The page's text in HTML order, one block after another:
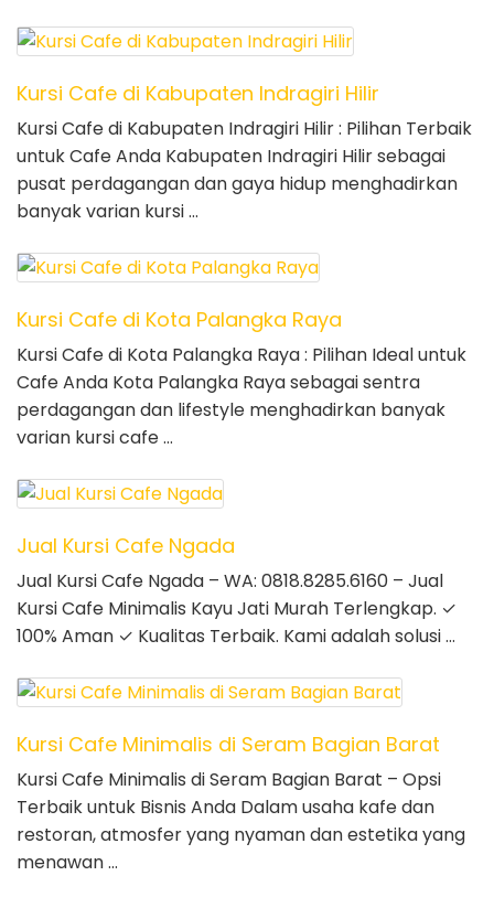
Kursi Cafe di Kabupaten Indragiri Hilir
Kursi Cafe di Kabupaten Indragiri Hilir : Pilihan Terbaik
untuk Cafe Anda Kabupaten Indragiri Hilir sebagai
pusat perdagangan dan gaya hidup menghadirkan
banyak varian kursi …
Kursi Cafe di Kota Palangka Raya
Kursi Cafe di Kota Palangka Raya : Pilihan Ideal untuk
Cafe Anda Kota Palangka Raya sebagai sentra
perdagangan dan lifestyle menghadirkan banyak
varian kursi cafe …
Jual Kursi Cafe Ngada
Jual Kursi Cafe Ngada – WA: 0818.8285.6160 – Jual
Kursi Cafe Minimalis Kayu Jati Murah Terlengkap. ✓
100% Aman ✓ Kualitas Terbaik. Kami adalah solusi …
Kursi Cafe Minimalis di Seram Bagian Barat
Kursi Cafe Minimalis di Seram Bagian Barat – Opsi
Terbaik untuk Bisnis Anda Dalam usaha kafe dan
restoran, atmosfer yang nyaman dan estetika yang
menawan …